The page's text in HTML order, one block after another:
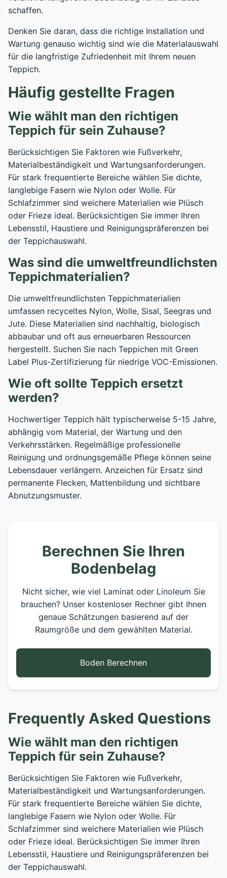
schaffen.
Denken Sie daran, dass die richtige Installation und
Wartung genauso wichtig sind wie die Materialauswahl
für die langfristige Zufriedenheit mit Ihrem neuen
Teppich.
Häufig gestellte Fragen
Wie wählt man den richtigen
Teppich für sein Zuhause?
Berücksichtigen Sie Faktoren wie Fußverkehr,
Materialbeständigkeit und Wartungsanforderungen.
Für stark frequentierte Bereiche wählen Sie dichte,
langlebige Fasern wie Nylon oder Wolle. Für
Schlafzimmer sind weichere Materialien wie Plüsch
oder Frieze ideal. Berücksichtigen Sie immer Ihren
Lebensstil, Haustiere und Reinigungspräferenzen bei
der Teppichauswahl.
Was sind die umweltfreundlichsten
Teppichmaterialien?
Die umweltfreundlichsten Teppichmaterialien
umfassen recyceltes Nylon, Wolle, Sisal, Seegras und
Jute. Diese Materialien sind nachhaltig, biologisch
abbaubar und oft aus erneuerbaren Ressourcen
hergestellt. Suchen Sie nach Teppichen mit Green
Label Plus-Zertifizierung für niedrige VOC-Emissionen.
Wie oft sollte Teppich ersetzt
werden?
Hochwertiger Teppich hält typischerweise 5-15 Jahre,
abhängig vom Material, der Wartung und den
Verkehrsstärken. Regelmäßige professionelle
Reinigung und ordnungsgemäße Pflege können seine
Lebensdauer verlängern. Anzeichen für Ersatz sind
permanente Flecken, Mattenbildung und sichtbare
Abnutzungsmuster.
Berechnen Sie Ihren
Bodenbelag
Nicht sicher, wie viel Laminat oder Linoleum Sie
brauchen? Unser kostenloser Rechner gibt Ihnen
genaue Schätzungen basierend auf der
Raumgröße und dem gewählten Material.
Boden Berechnen
Frequently Asked Questions
Wie wählt man den richtigen
Teppich für sein Zuhause?
Berücksichtigen Sie Faktoren wie Fußverkehr,
Materialbeständigkeit und Wartungsanforderungen.
Für stark frequentierte Bereiche wählen Sie dichte,
langlebige Fasern wie Nylon oder Wolle. Für
Schlafzimmer sind weichere Materialien wie Plüsch
oder Frieze ideal. Berücksichtigen Sie immer Ihren
Lebensstil, Haustiere und Reinigungspräferenzen bei
der Teppichauswahl.